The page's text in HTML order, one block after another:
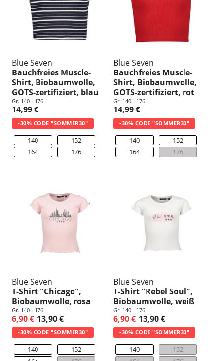
Blue Seven
Bauchfreies Muscle-
Shirt, Biobaumwolle,
GOTS-zertifiziert, blau
Gr. 140 - 176
14,99 €
-30% CODE "SOMMER30"
140
152
164
176
Blue Seven
Bauchfreies Muscle-
Shirt, Biobaumwolle,
GOTS-zertifiziert, rot
Gr. 140 - 176
14,99 €
-30% CODE "SOMMER30"
140
152
164
176
Blue Seven
T-Shirt "Chicago",
Biobaumwolle, rosa
Gr. 140 - 176
6,90 € 13,90 €
-30% CODE "SOMMER30"
140
152
Blue Seven
T-Shirt "Rebel Soul",
Biobaumwolle, weiß
Gr. 140 - 176
6,90 € 13,90 €
-30% CODE "SOMMER30"
140
152